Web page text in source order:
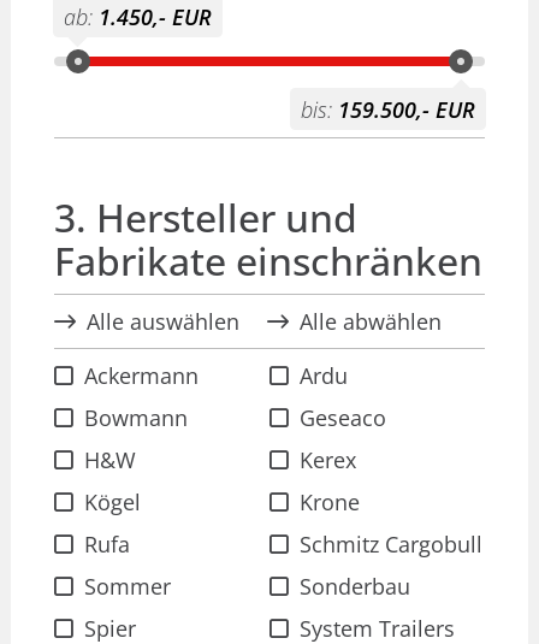
ab: 1.450,- EUR
bis: 159.500,- EUR
3. Hersteller und
Fabrikate einschränken
Alle auswählen
Alle abwählen
Ackermann
Ardu
Bowmann
Geseaco
H&W
Kerex
Kögel
Krone
Rufa
Schmitz Cargobull
Sommer
Sonderbau
Spier
System Trailers